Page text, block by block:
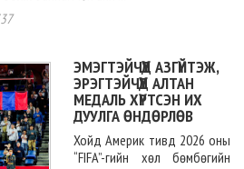
ЭМЭГТЭЙЧҮҮД АЗГҮЙТЭЖ,
ЭРЭГТЭЙЧҮҮД АЛТАН
МЕДАЛЬ ХҮРТСЭН ИХ
ДУУЛГА ӨНДӨРЛӨВ
Хойд Америк тивд 2026 оны
“FIFA”-гийн хөл бөмбөгийн